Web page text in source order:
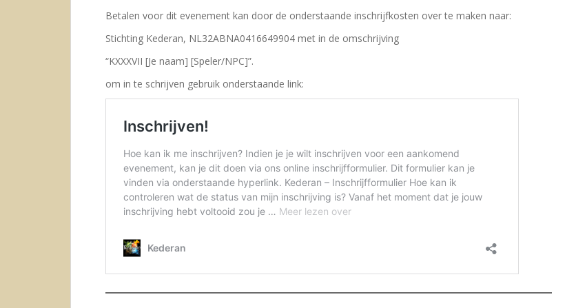
Betalen voor dit evenement kan door de onderstaande inschrijfkosten over te maken naar:
Stichting Kederan, NL32ABNA0416649904 met in de omschrijving
“KXXXVII [Je naam] [Speler/NPC]”.
om in te schrijven gebruik onderstaande link: